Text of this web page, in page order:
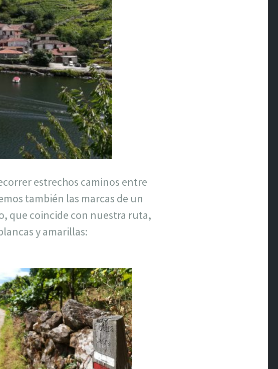
estrechos caminos entre
también las marcas de un
que coincide con nuestra ruta,
y amarillas: